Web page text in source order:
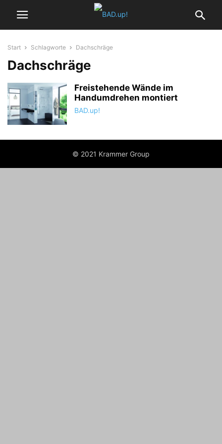
Start Schlagworte Dachschräge
Dachschräge
Freistehende Wände im
Handumdrehen montiert
BAD.up!
© 2021 Krammer Group